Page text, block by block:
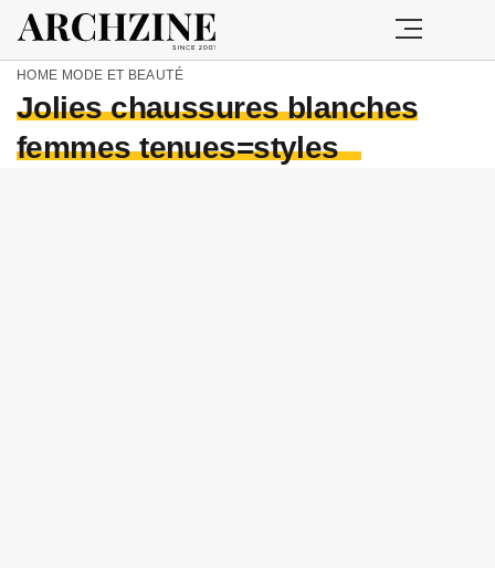
HOME MODE ET BEAUTÉ
Jolies chaussures blanches
femmes tenues=styles